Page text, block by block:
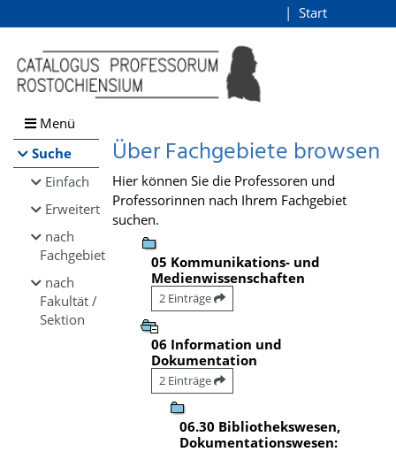
Browsen
direkt zum Inhalt
Start
Menü
Suche
Einfach
Erweitert
nach
Fachgebiet
nach
Fakultät /
Sektion
Über Fachgebiete browsen
Hier können Sie die Professoren und
Professorinnen nach Ihrem Fachgebiet
suchen.
05 Kommunikations- und
Medienwissenschaften
2 Einträge
06 Information und
Dokumentation
2 Einträge
06.30 Bibliothekswesen,
Dokumentationswesen: